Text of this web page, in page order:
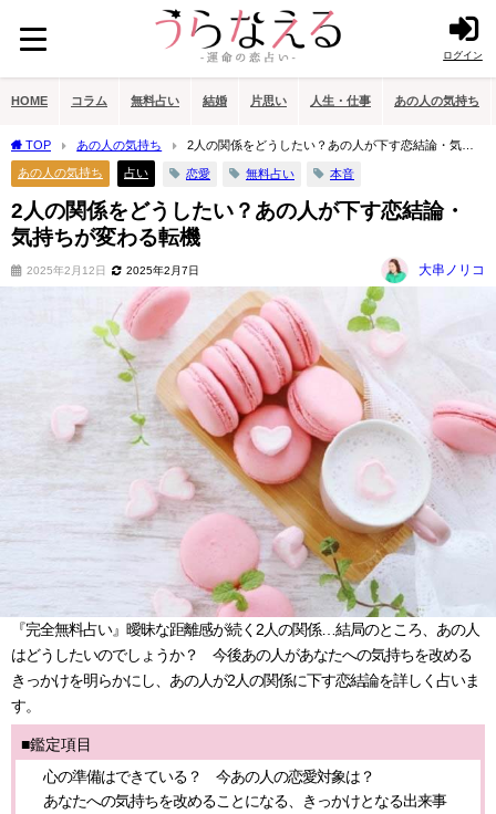
ログイン
HOME コラム 無料占い 結婚 片思い 人生・仕事 あの人の気持ち
TOP あの人の気持ち
2人の関係をどうしたい？あの人が下す恋結論・気持
ちが変わる転機
あの人の気持ち 占い 恋愛 無料占い 本音
2人の関係をどうしたい？あの人が下す恋結論・
気持ちが変わる転機
2025年2月12日 2025年2月7日 大串ノリコ
『完全無料占い』曖昧な距離感が続く2人の関係…結局のところ、あの人
はどうしたいのでしょうか？ 今後あの人があなたへの気持ちを改める
きっかけを明らかにし、あの人が2人の関係に下す恋結論を詳しく占いま
す。
■鑑定項目
心の準備はできている？ 今あの人の恋愛対象は？
あなたへの気持ちを改めることになる、きっかけとなる出来事